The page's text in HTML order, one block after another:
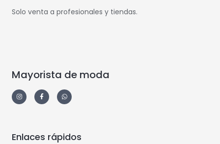
Solo venta a profesionales y tiendas.
Mayorista de moda
Enlaces rápidos